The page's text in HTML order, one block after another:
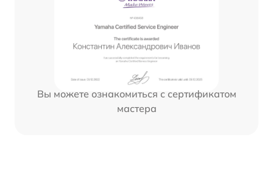
Вы можете ознакомиться с сертификатом
мастера